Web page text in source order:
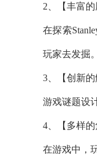
2、【丰富的
在探索
玩家去发掘。
3、【创新的
游戏谜题设
4、【多样的
在游戏中，